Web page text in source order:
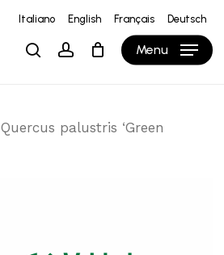
Italiano English Français Deutsch
searchaccount Menu
Close
Cart
Quercus palustris ‘Green